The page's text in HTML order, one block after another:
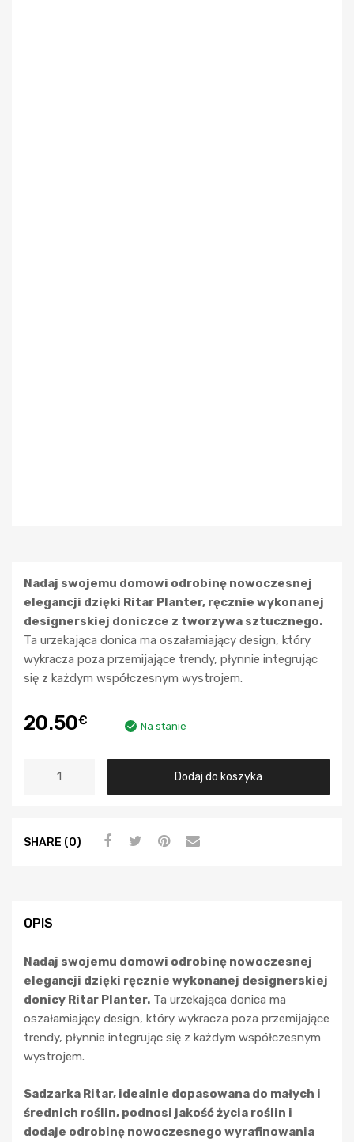
Nadaj swojemu domowi odrobinę nowoczesnej
elegancji dzięki Ritar Planter, ręcznie wykonanej
designerskiej doniczce z tworzywa sztucznego.
Ta urzekająca donica ma oszałamiający design, który
wykracza poza przemijające trendy, płynnie integrując
się z każdym współczesnym wystrojem.
20.50€ Na stanie
Dodaj do koszyka
SHARE (0)
OPIS
Nadaj swojemu domowi odrobinę nowoczesnej
elegancji dzięki ręcznie wykonanej designerskiej
donicy Ritar Planter. Ta urzekająca donica ma
oszałamiający design, który wykracza poza przemijające
trendy, płynnie integrując się z każdym współczesnym
wystrojem.
Sadzarka Ritar, idealnie dopasowana do małych i
średnich roślin, podnosi jakość życia roślin i
dodaje odrobinę nowoczesnego wyrafinowania